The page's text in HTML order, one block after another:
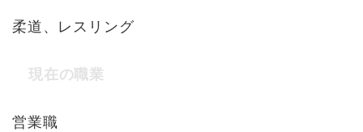
柔道、レスリング
現在の職業
営業職